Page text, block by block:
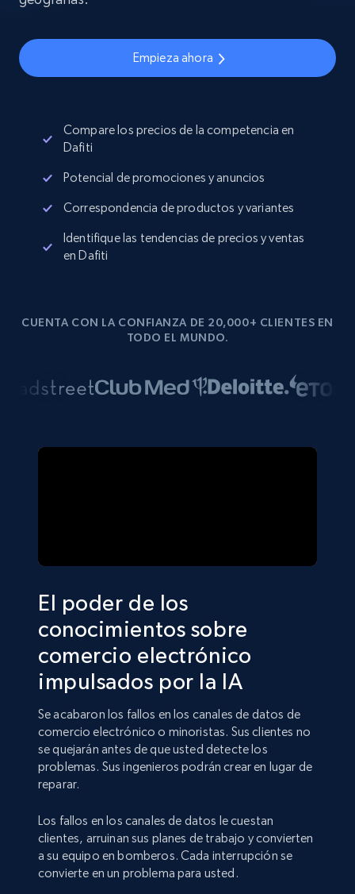
Empieza ahora
Compare los precios de la competencia en
Dafiti
Potencial de promociones y anuncios
Correspondencia de productos y variantes
Identifique las tendencias de precios y ventas
en Dafiti
CUENTA CON LA CONFIANZA DE 20,000+ CLIENTES EN
TODO EL MUNDO.
El poder de los
conocimientos sobre
comercio electrónico
impulsados por la IA
Se acabaron los fallos en los canales de datos de
comercio electrónico o minoristas. Sus clientes no
se quejarán antes de que usted detecte los
problemas. Sus ingenieros podrán crear en lugar de
reparar.
Los fallos en los canales de datos le cuestan
clientes, arruinan sus planes de trabajo y convierten
a su equipo en bomberos. Cada interrupción se
convierte en un problema para usted.